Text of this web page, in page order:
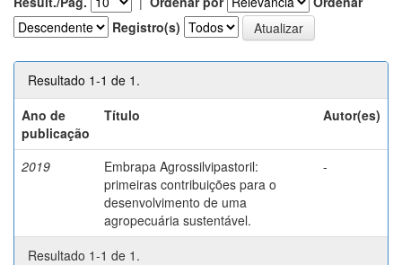
Registro(s)
Resultado 1-1 de 1.
Ano de
publicação
Título Autor(es)
2019
Embrapa Agrossilvipastoril:
primeiras contribuições para o
desenvolvimento de uma
agropecuária sustentável.
-
Resultado 1-1 de 1.